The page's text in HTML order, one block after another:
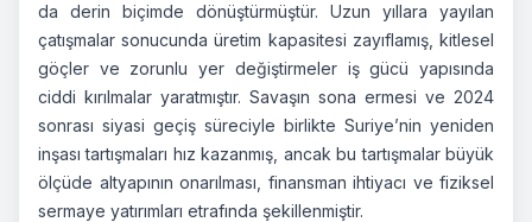
da derin biçimde dönüştürmüştür. Uzun yıllara yayılan
çatışmalar sonucunda üretim kapasitesi zayıflamış, kitlesel
göçler ve zorunlu yer değiştirmeler iş gücü yapısında
ciddi kırılmalar yaratmıştır. Savaşın sona ermesi ve 2024
sonrası siyasi geçiş süreciyle birlikte Suriye’nin yeniden
inşası tartışmaları hız kazanmış, ancak bu tartışmalar büyük
ölçüde altyapının onarılması, finansman ihtiyacı ve fiziksel
sermaye yatırımları etrafında şekillenmiştir.